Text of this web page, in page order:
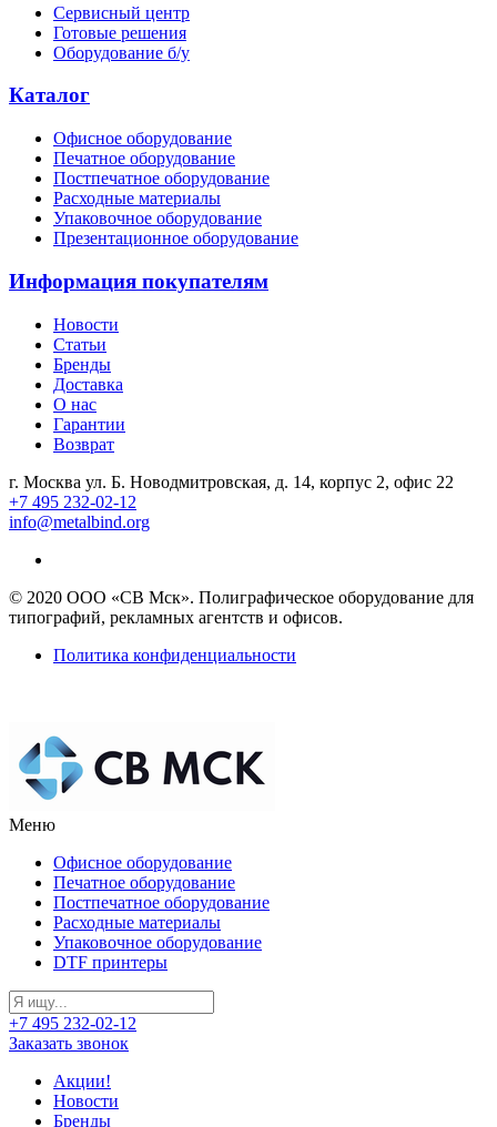
Сервисный центр
Готовые решения
Оборудование б/у
Каталог
Офисное оборудование
Печатное оборудование
Постпечатное оборудование
Расходные материалы
Упаковочное оборудование
Презентационное оборудование
Информация покупателям
Новости
Статьи
Бренды
Доставка
О нас
Гарантии
Возврат
г. Москва ул. Б. Новодмитровская, д. 14, корпус 2, офис 22
+7 495 232-02-12
info@metalbind.org
© 2020 ООО «СВ Мск». Полиграфическое оборудование для
типографий, рекламных агентств и офисов.
Политика конфиденциальности
Меню
Офисное оборудование
Печатное оборудование
Постпечатное оборудование
Расходные материалы
Упаковочное оборудование
DTF принтеры
+7 495 232-02-12
Заказать звонок
Акции!
Новости
Бренды